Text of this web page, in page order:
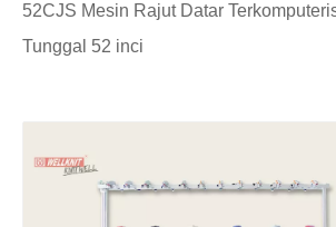
52CJS Mesin Rajut Datar
Tunggal 52 inci